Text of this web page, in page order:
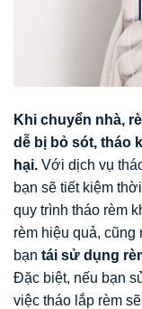
Khi chuyển nhà,
dễ bị bỏ sót, tháo
hại. Với dịch vụ
bạn sẽ tiết kiệm
quy trình tháo rèm
rèm hiệu quả,
bạn tái sử dụng
Đặc biệt, nếu bạn
việc tháo lắp rèm